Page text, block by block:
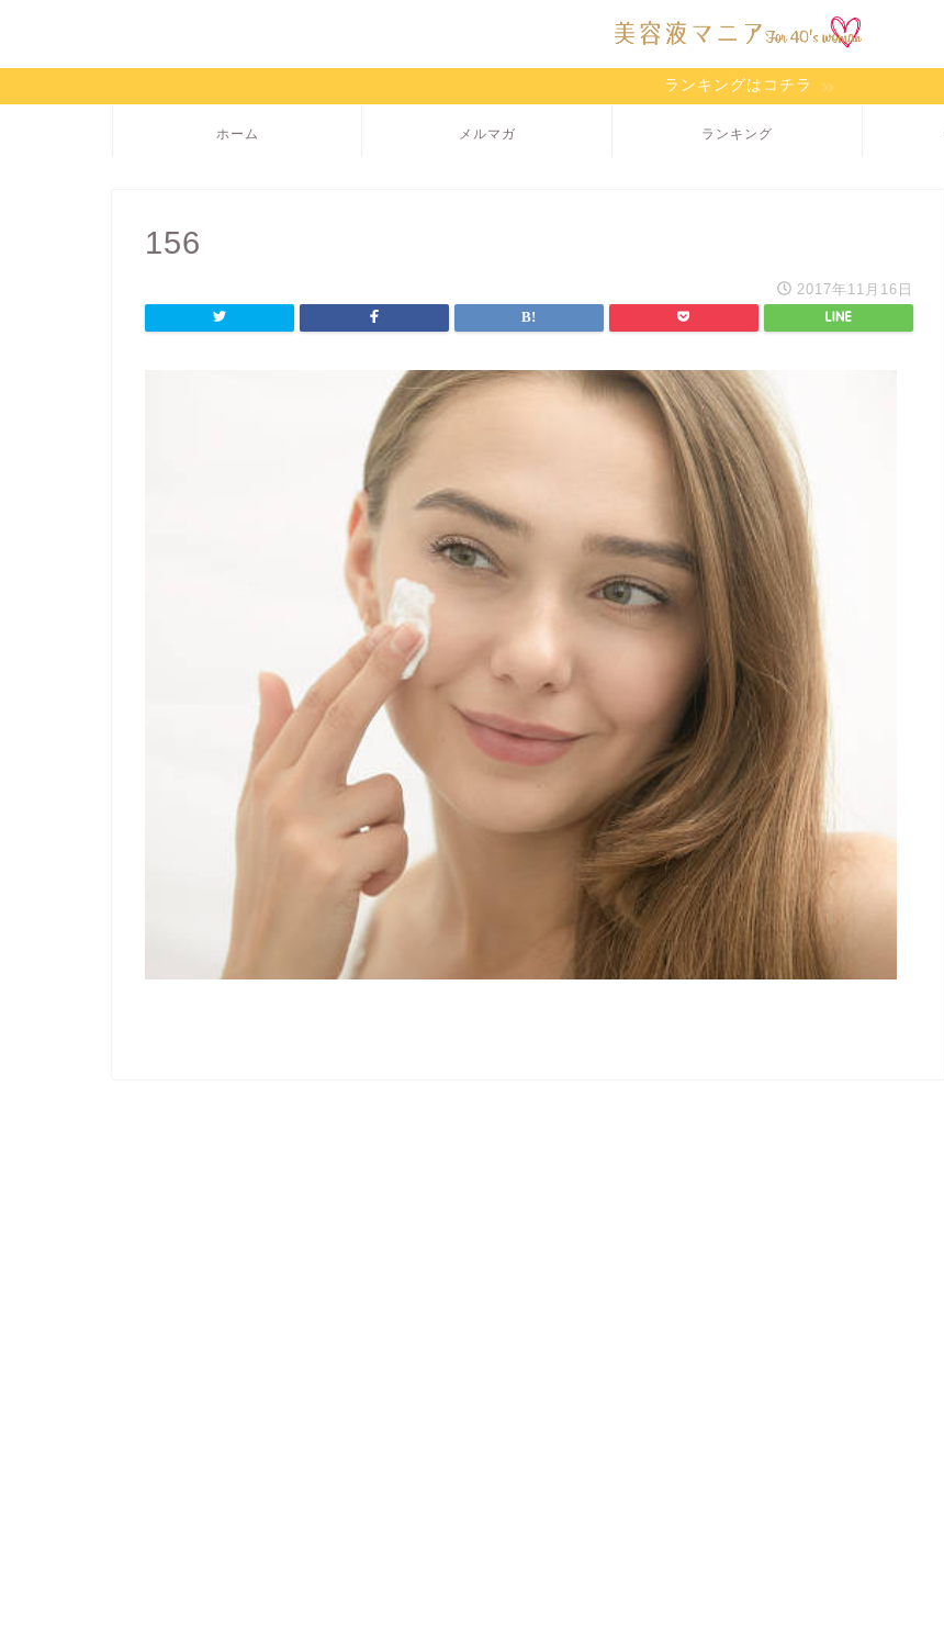
ランキングはコチラ
ホーム メルマガ ランキング
156
2017年11月16日